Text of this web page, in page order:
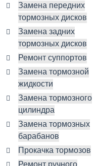
Замена передних
тормозных дисков
Замена задних
тормозных дисков
Ремонт суппортов
Замена тормозной
жидкости
Замена тормозного
цилиндра
Замена тормозных
барабанов
Прокачка тормозов